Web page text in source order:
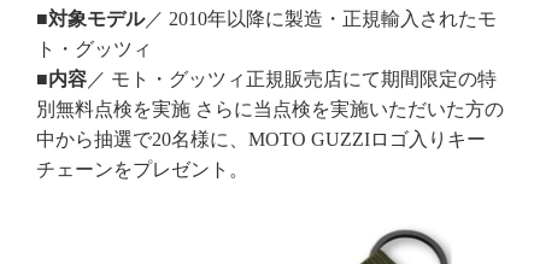
■対象モデル／ 2010年以降に製造・正規輸入されたモ
ト・グッツィ
■内容 ／ モト・グッツィ正規販売店にて期間限定の特
別無料点検を実施 さらに当点検を実施いただいた方の
中から抽選で20名様に、MOTO GUZZIロゴ入りキー
チェーンをプレゼント。